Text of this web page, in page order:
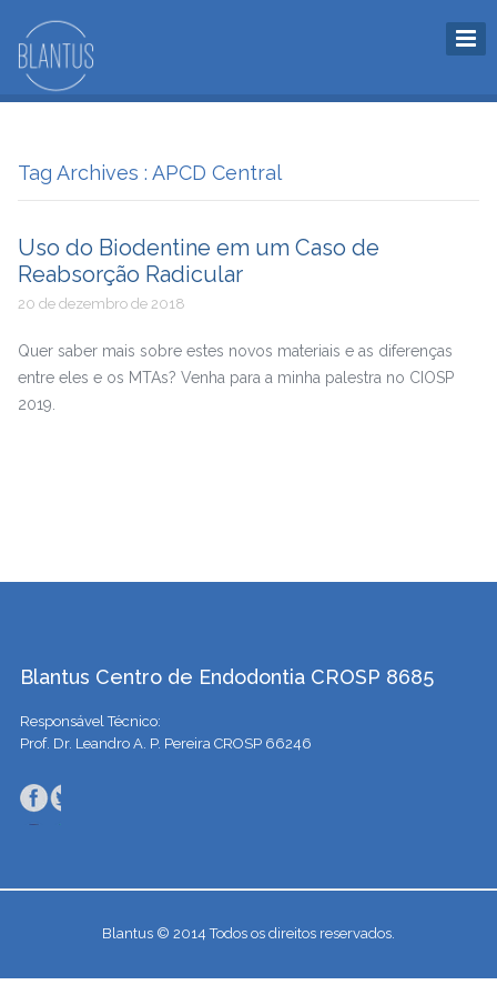
Tag Archives : APCD Central
Uso do Biodentine em um Caso de
Reabsorção Radicular
20 de dezembro de 2018
Quer saber mais sobre estes novos materiais e as diferenças
entre eles e os MTAs? Venha para a minha palestra no CIOSP
2019.
Blantus Centro de Endodontia CROSP 8685
Responsável Técnico:
Prof. Dr. Leandro A. P. Pereira CROSP 66246
Blantus © 2014 Todos os direitos reservados.